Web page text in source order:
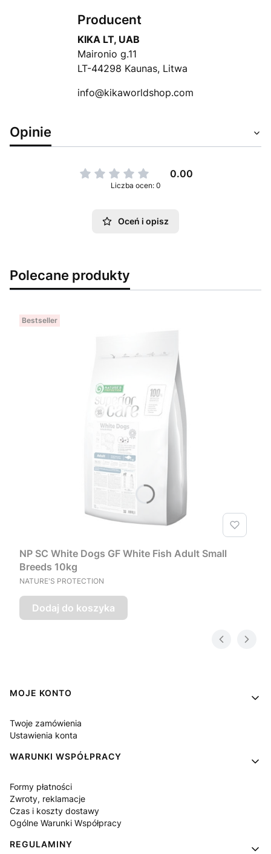
Producent
KIKA LT, UAB
Maironio g.11
LT-44298 Kaunas, Litwa
info@kikaworldshop.com
Opinie
0.00
Liczba ocen: 0
Oceń i opisz
Polecane produkty
Bestseller
NP SC White Dogs GF White Fish Adult Small
Breeds 10kg
PRODUCENT
NATURE'S PROTECTION
Dodaj do koszyka
Linki w stopce
MOJE KONTO
Twoje zamówienia
Ustawienia konta
WARUNKI WSPÓŁPRACY
Formy płatności
Zwroty, reklamacje
Czas i koszty dostawy
Ogólne Warunki Współpracy
REGULAMINY